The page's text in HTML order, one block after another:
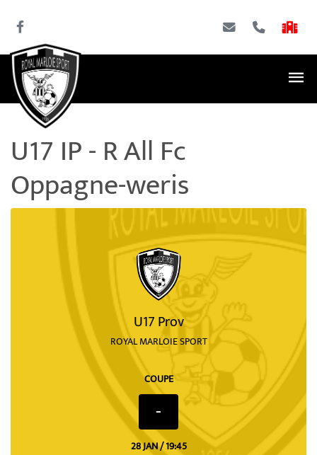
U17 IP - R All Fc
Oppagne-weris
U17 Prov
ROYAL MARLOIE SPORT
COUPE
-
28 JAN / 19:45